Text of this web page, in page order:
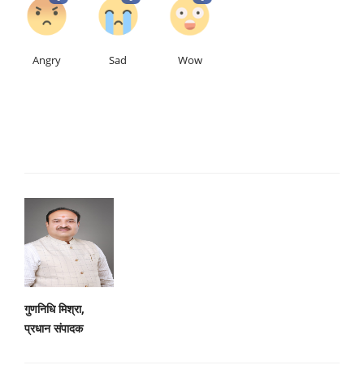
Angry Sad Wow
गुणनिधि मिश्रा,
प्रधान संपादक